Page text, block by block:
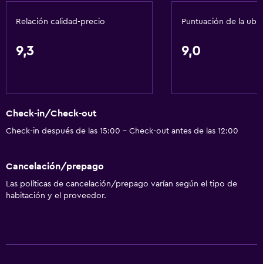
Relación calidad-precio
9,3
Puntuación de la
9,0
Check-in/Check-out
Check-in después de las 15:00 - Check-out antes de las 12:00
Cancelación/prepago
Las políticas de cancelación/prepago varían según el tipo de
habitación y el proveedor.